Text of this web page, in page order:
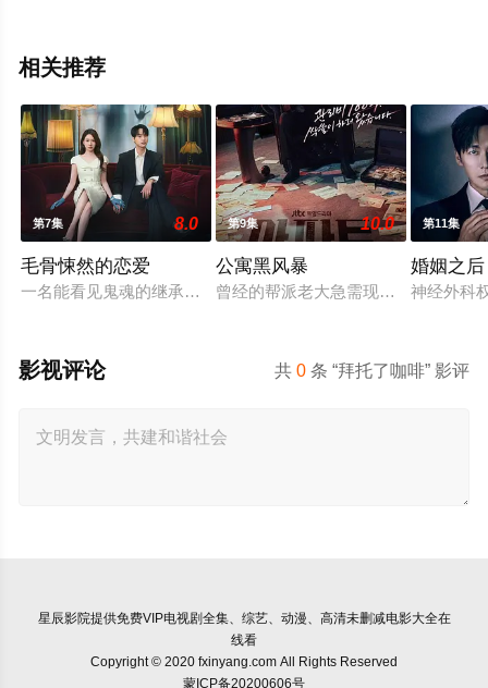
相关推荐
第7集 8.0
毛骨悚然的恋爱
一名能看见鬼魂的继承人与一名王牌检察官发现只要轻轻一碰，
第9集 10.0
公寓黑风暴
曾经的帮派老大急需现金，于是和有
第11集
婚姻之后
神经外科
共0 条 “拜托了咖啡” 影评
影视评论
星辰影院提供免费VIP电视剧全集、综艺、动漫、高清未删减电影大全在
线看
Copyright © 2020 fxinyang.com All Rights Reserved
蒙ICP备20200606号